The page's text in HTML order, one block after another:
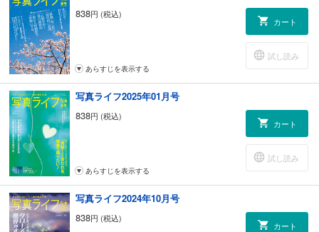
838円 (税込)
カート
試し読み
あらすじを表示する
写真ライフ2025年01月号
838円 (税込)
カート
試し読み
あらすじを表示する
写真ライフ2024年10月号
838円 (税込)
カート